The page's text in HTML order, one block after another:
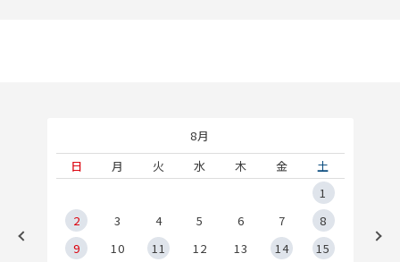
8月
日
月 火 水 木 金
土
1
2
3 4 5 6 7
8
9
10 11 12 13 14
15